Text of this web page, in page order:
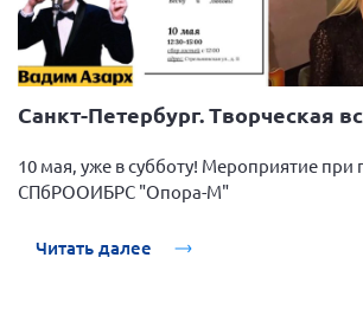
Санкт-Петербург. Творческая
10 мая, уже в субботу! Мероприятие
СПбРООИБРС "Опора-М"
Читать далее